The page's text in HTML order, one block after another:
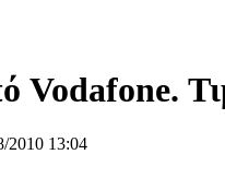
Vodafone.
2010 13:04